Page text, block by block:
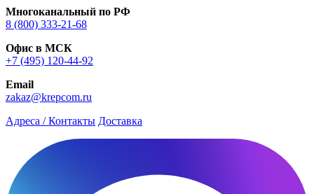
Многоканальный по РФ
8 (800) 333‑21-68
Офис в МСК
+7 (495) 120-44-92
Email
zakaz@krepcom.ru
Адреса / Контакты Доставка